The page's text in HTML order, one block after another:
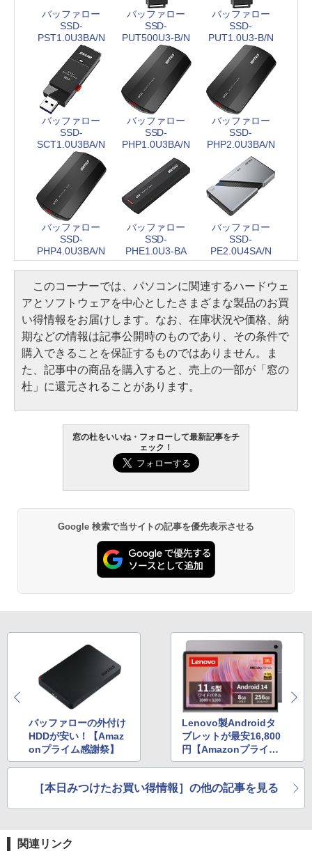
バッファロー
SSD-
PST1.0U3BA/N
バッファロー
SSD-
PUT500U3-B/N
バッファロー
SSD-
PUT1.0U3-B/N
バッファロー
SSD-
SCT1.0U3BA/N
バッファロー
SSD-
PHP1.0U3BA/N
バッファロー
SSD-
PHP2.0U3BA/N
バッファロー
SSD-
PHP4.0U3BA/N
バッファロー
SSD-
PHE1.0U3-BA
バッファロー
SSD-
PE2.0U4SA/N
このコーナーでは、パソコンに関連するハードウェ
アとソフトウェアを中心としたさまざまな製品のお買
い得情報をお届けします。なお、在庫状況や価格、納
期などの情報は記事公開時のものであり、その条件で
購入できることを保証するものではありません。ま
た、記事中の商品を購入すると、売上の一部が「窓の
杜」に還元されることがあります。
窓の杜をいいね・フォローして最新記事をチ
ェック！
Google 検索で当サイトの記事を優先表示させる
バッファローの外付け
HDDが安い！【Amaz
onプライム感謝祭】
Lenovo製Androidタ
ブレットが最安16,800
円【Amazonプライム
感謝祭】
［本日みつけたお買い得情報］の他の記事を見る
関連リンク